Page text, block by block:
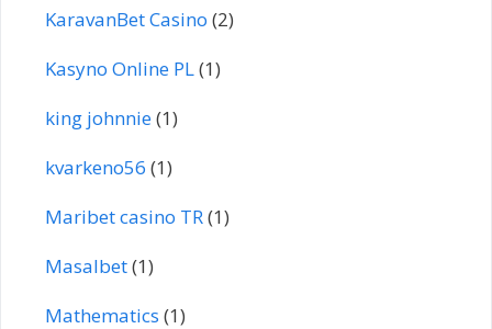
KaravanBet Casino (2)
Kasyno Online PL(1)
king johnnie(1)
kvarkeno56 (1)
Maribet casino TR(1)
Masalbet(1)
Mathematics (1)